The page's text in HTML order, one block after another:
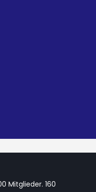
Mitglieder. 160